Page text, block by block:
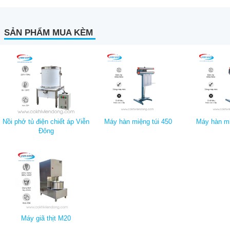
SẢN PHẨM MUA KÈM
Nồi phở tủ điện chiết áp Viễn
Đông
Máy hàn miệng túi 450 Máy hàn
Máy giã thịt M20